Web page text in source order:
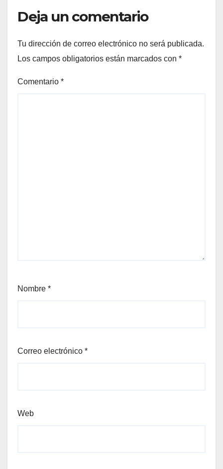
Deja un comentario
Tu dirección de correo electrónico no será publicada.
Los campos obligatorios están marcados con *
Comentario *
Nombre *
Correo electrónico *
Web